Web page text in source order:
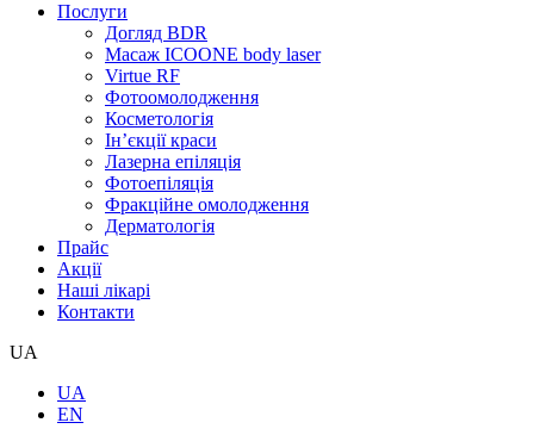
Послуги
Догляд BDR
Масаж ICOONE body laser
Virtue RF
Фотоомолодження
Косметологія
Інʼєкції краси
Лазерна епіляція
Фотоепіляція
Фракційне омолодження
Дерматологія
Прайс
Акції
Наші лікарі
Контакти
UA
UA
EN